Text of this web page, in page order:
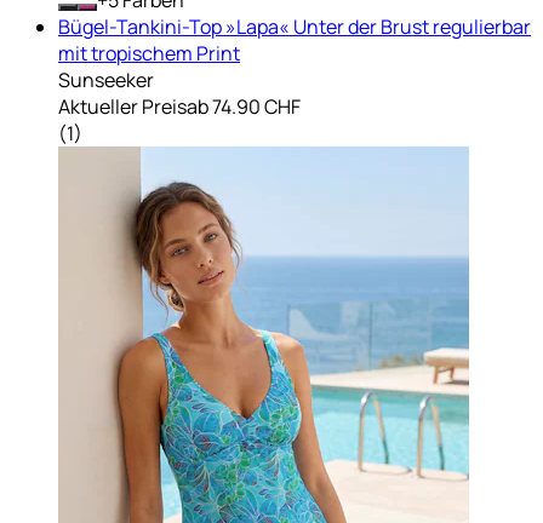
Bügel-Tankini-Top »Lapa« Unter der Brust regulierbar
mit tropischem Print
Sunseeker
Aktueller Preisab74.90 CHF
(1)